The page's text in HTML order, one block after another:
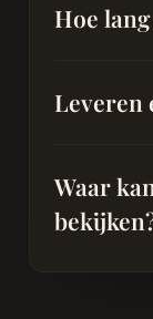
Hoe
Leveren
Waar